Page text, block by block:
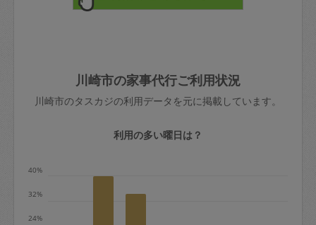
依頼者不在による当日キャンセル＝依頼
金額の100%＋交通費全額
※例：依頼日時／土曜日午前9時開始の場
きた場合は損害保険の対象外となるので
ご注意ください。
けてください。
玉、など
あわせてこちらも参照ください：初めて
はありますか？
川崎市の家事代行ご利用状況
川崎市のタスカジの利用データを元に掲載しています。
利用の多い曜日は？
24%
32%
40%